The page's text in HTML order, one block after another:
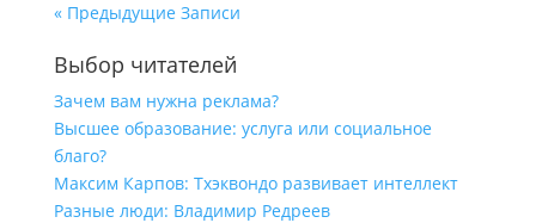
« Предыдущие Записи
Выбор читателей
Зачем вам нужна реклама?
Высшее образование: услуга или социальное
благо?
Максим Карпов: Тхэквондо развивает интеллект
Разные люди: Владимир Редреев